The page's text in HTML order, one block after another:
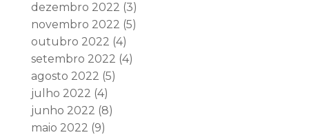
dezembro 2022 (3)
novembro 2022 (5)
outubro 2022 (4)
setembro 2022 (4)
agosto 2022 (5)
julho 2022 (4)
junho 2022 (8)
maio 2022 (9)